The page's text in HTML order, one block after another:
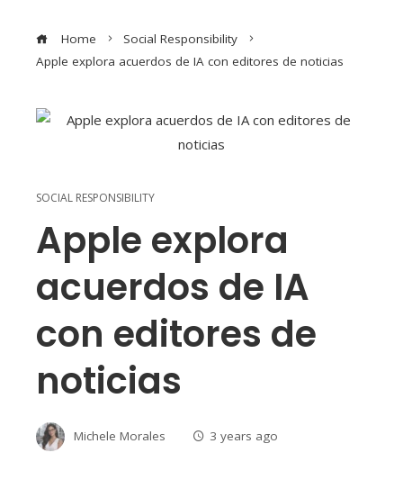
Home
Social Responsibility
Apple explora acuerdos de IA con editores de noticias
SOCIAL RESPONSIBILITY
Apple explora
acuerdos de IA
con editores de
noticias
Michele Morales 3 years ago